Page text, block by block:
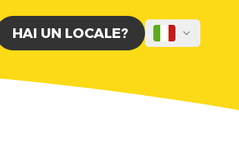
HAI UN LOCALE?